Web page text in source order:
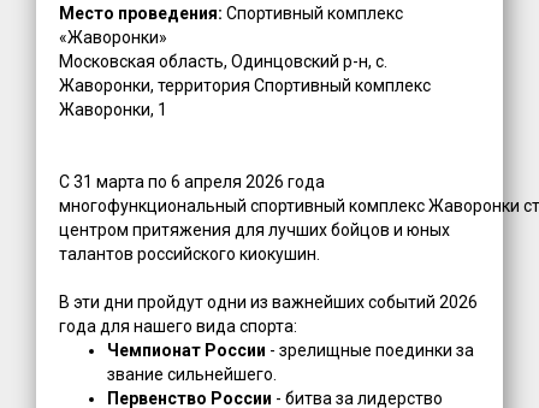
Место проведения: Спортивный комплекс
«Жаворонки»
Московская область, Одинцовский р-н, с.
Жаворонки, территория Спортивный комплекс
Жаворонки, 1
С 31 марта по 6 апреля 2026 года
многофункциональный спортивный комплекс Жаворонки
центром притяжения для лучших бойцов и юных
талантов российского киокушин.
В эти дни пройдут одни из важнейших событий 2026
года для нашего вида спорта:
Чемпионат России - зрелищные поединки за
звание сильнейшего.
Первенство России - битва за лидерство